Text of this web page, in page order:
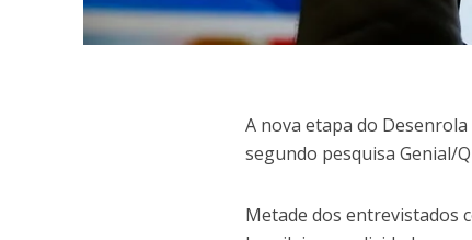
A nova etapa do
segundo pesquisa Genial/
Metade dos entrevistados